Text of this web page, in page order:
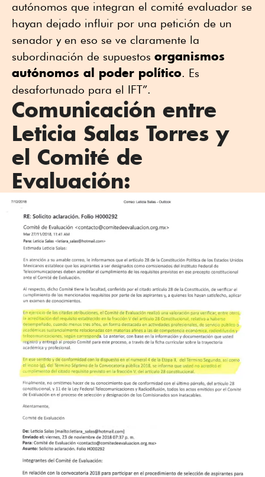
autónomos que integran el comité evaluador se
hayan dejado influir por una petición de un
senador y en eso se ve claramente la
subordinación de supuestos organismos
autónomos al poder político. Es
desafortunado para el IFT”.
Comunicación entre
Leticia Salas Torres y
el Comité de
Evaluación: